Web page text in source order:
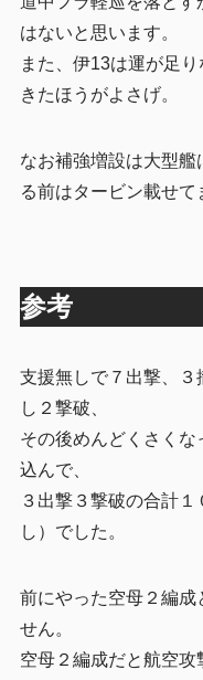
はないと思います。
また、伊13は運が足
きたほうがよさげ。
なお補強増設は大型
る前はタービン載せて
参考
支援無しで７出撃、３
し２撃破、
その後めんどくさく
込んで、
３出撃３撃破の合計
し）でした。
前にやった空母２編成
せん。
空母２編成だと航空